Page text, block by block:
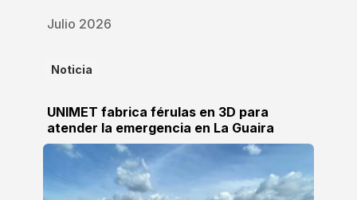
Julio 2026
Noticia
UNIMET fabrica férulas en 3D para
atender la emergencia en La Guaira